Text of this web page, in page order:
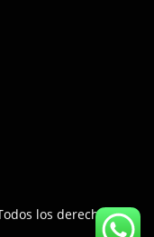
los derechos